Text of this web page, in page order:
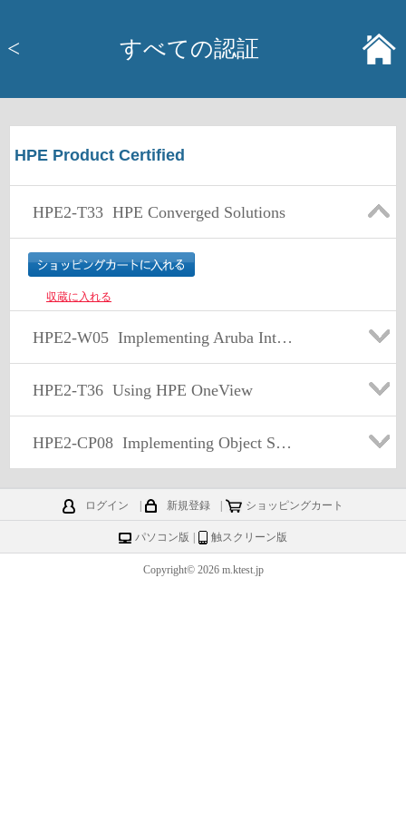
< すべての認証
HPE Product Certified
HPE2-T33 HPE Converged Solutions
収蔵に入れる
HPE2-W05 Implementing Aruba IntroSpect
HPE2-T36 Using HPE OneView
HPE2-CP08 Implementing Object Storage for Active Archive
ログイン 新規登録 ショッピングカート
パソコン版 触スクリーン版
Copyright© 2026 m.ktest.jp